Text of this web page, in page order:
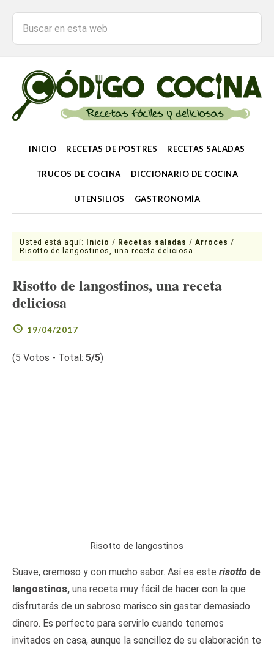
INICIO RECETAS DE POSTRES RECETAS SALADAS
TRUCOS DE COCINA DICCIONARIO DE COCINA
UTENSILIOS GASTRONOMÍA
Usted está aquí: Inicio / Recetas saladas / Arroces /
Risotto de langostinos, una receta deliciosa
Risotto de langostinos, una receta
deliciosa
19/04/2017
(5 Votos - Total: 5/5)
Risotto de langostinos
Suave, cremoso y con mucho sabor. Así es este risotto de
langostinos, una receta muy fácil de hacer con la que
disfrutarás de un sabroso marisco sin gastar demasiado
dinero. Es perfecto para servirlo cuando tenemos
invitados en casa, aunque la sencillez de su elaboración te